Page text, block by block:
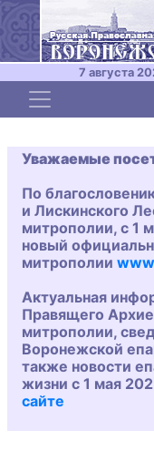
7 августа
Toggle
Уважаемые
По
и Лискинского
митрополии, с 1
новый
митрополии
Актуальная
Правящего
митрополии,
Воронежской
также новости
жизни с 1 мая
сайте